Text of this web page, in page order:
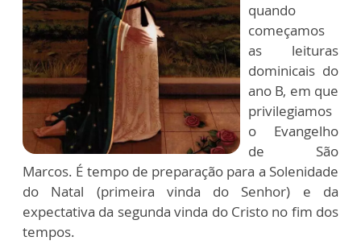
quando
começamos
as leituras
dominicais do
ano B, em que
privilegiamos
o Evangelho
de São
Marcos. É tempo de preparação para a Solenidade
do Natal (primeira vinda do Senhor) e da
expectativa da segunda vinda do Cristo no fim dos
tempos.